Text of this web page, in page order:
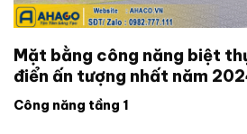
Mặt bằng công năng biệt
điển ấn tượng nhất năm
Công năng tầng 1